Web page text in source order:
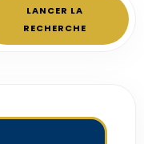
LANCER LA
RECHERCHE